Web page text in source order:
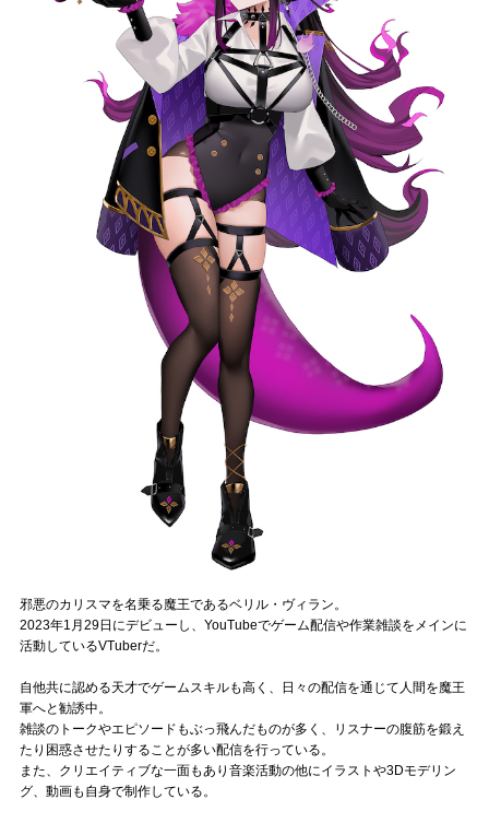
muevoコミュニティ
ぶいクラ！by muevo
ぶいコミュ！by muevo
ぶいマガ！ by muevo
邪悪のカリスマを名乗る魔王であるベリル・ヴィラン。
2023年1月29日にデビューし、YouTubeでゲーム配信や作業雑談をメインに
活動しているVTuberだ。
自他共に認める天才でゲームスキルも高く、日々の配信を通じて人間を魔王
軍へと勧誘中。
雑談のトークやエピソードもぶっ飛んだものが多く、リスナーの腹筋を鍛え
たり困惑させたりすることが多い配信を行っている。
また、クリエイティブな一面もあり音楽活動の他にイラストや3Dモデリン
グ、動画も自身で制作している。